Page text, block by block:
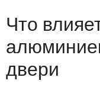
Что
двери